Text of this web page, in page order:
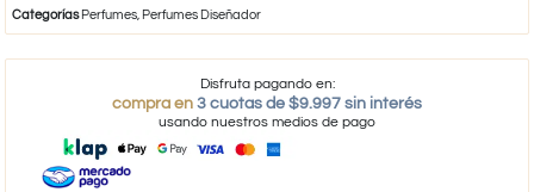
Categorías Perfumes, Perfumes Diseñador
Disfruta pagando en:
compra en 3 cuotas de $9.997 sin interés
usando nuestros medios de pago